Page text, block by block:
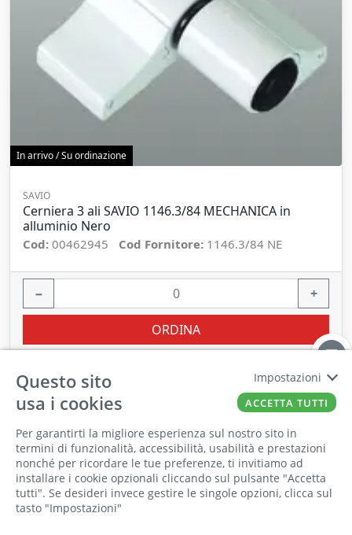
Il punto vendita, gli uffici e il magazzino
saranno chiusi per ferie dall'8 al 25 Agosto
2026 compresi.
In arrivo / Su ordinazione
SAVIO
Cerniera 3 ali SAVIO 1146.3/84 MECHANICA in
alluminio Nero
Cod: 00462945 Cod Fornitore: 1146.3/84 NE
− +
ORDINA
Questo sito
usa i cookies
Per garantirti la migliore esperienza sul nostro sito in
termini di funzionalità, accessibilità, usabilità e prestazioni
nonché per ricordare le tue preferenze, ti invitiamo ad
installare i cookie opzionali cliccando sul pulsante "Accetta
tutti". Se desideri invece gestire le singole opzioni, clicca sul
tasto "Impostazioni"
Impostazioni
ACCETTA TUTTI